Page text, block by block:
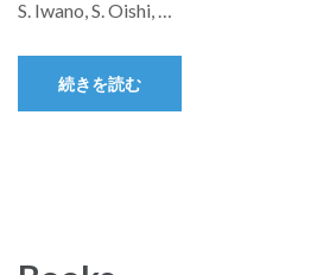
S. Iwano, S. Oishi, …
続きを読む